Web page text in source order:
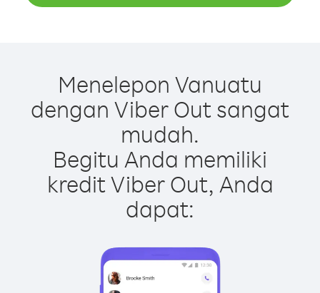
Menelepon Vanuatu
dengan Viber Out sangat
mudah.
Begitu Anda memiliki
kredit Viber Out, Anda
dapat: